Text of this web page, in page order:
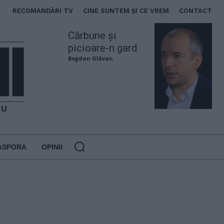
RECOMANDĂRI TV CINE SUNTEM ȘI CE VREM CONTACT
Cărbune și
picioare-n gard
Bogdan Glăvan
OPINII